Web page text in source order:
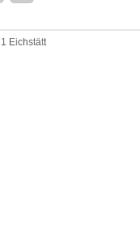
Eichstätt